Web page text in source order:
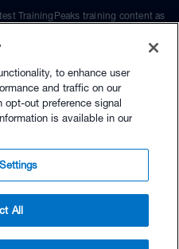
Buy Now
TrainingPeaks training content as
to enhance user
and traffic on our
out preference signal
is available in our
All